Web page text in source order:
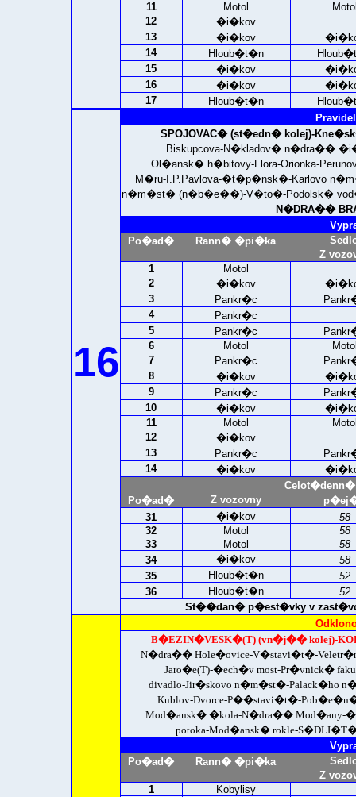
11
Motol
12
�i�kov
13
�i�kov
14
Hloub�t�n
15
�i�kov
16
�i�kov
17
Hloub�t�n
16
SPOJOVAC� (st�edn� kolej)-
Biskupcova-N�kladov� n�dra��
Ol�ansk� h�bitovy-Flora-Orionka-
M�ru-I.P.Pavlova-�t�p�nsk�-Karlovo
n�m�st� (n�b�e��)-V�to�-Podolsk�
N�DRA��
Po�ad�
Rann� �pi�ka
Z
1
Motol
2
�i�kov
3
Pankr�c
4
Pankr�c
5
Pankr�c
6
Motol
7
Pankr�c
8
�i�kov
9
Pankr�c
10
�i�kov
11
Motol
12
�i�kov
13
Pankr�c
14
�i�kov
Po�ad�
Z vozovny
31
�i�kov
58
32
Motol
58
33
Motol
58
34
�i�kov
58
35
Hloub�t�n
52
36
Hloub�t�n
52
St��dan� p�est�vky v
B�EZIN�VESK�(T) (vn�j�� kolej)-
N�dra�� Hole�ovice-V�stavi�t�-
Jaro�e(T)-�ech�v most-Pr�vnick�
divadlo-Jir�skovo n�m�st�-Palack�ho
Kublov-Dvorce-P��stavi�t�-
Mod�ansk� �kola-N�dra�� Mod�any-
potoka-Mod�ansk� rokle-S�DLI�T�
Po�ad�
Rann� �pi�ka
Z
1
Kobylisy